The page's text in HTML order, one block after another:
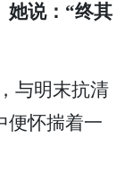
她说：“终其
与明末抗清
便怀揣着一